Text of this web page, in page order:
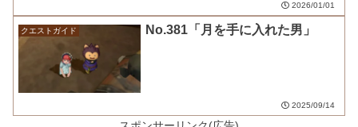
2026/01/01
クエストガイド No.381「月を手に入れた男」
2025/09/14